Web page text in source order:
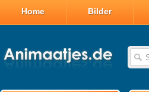
Home Bilder